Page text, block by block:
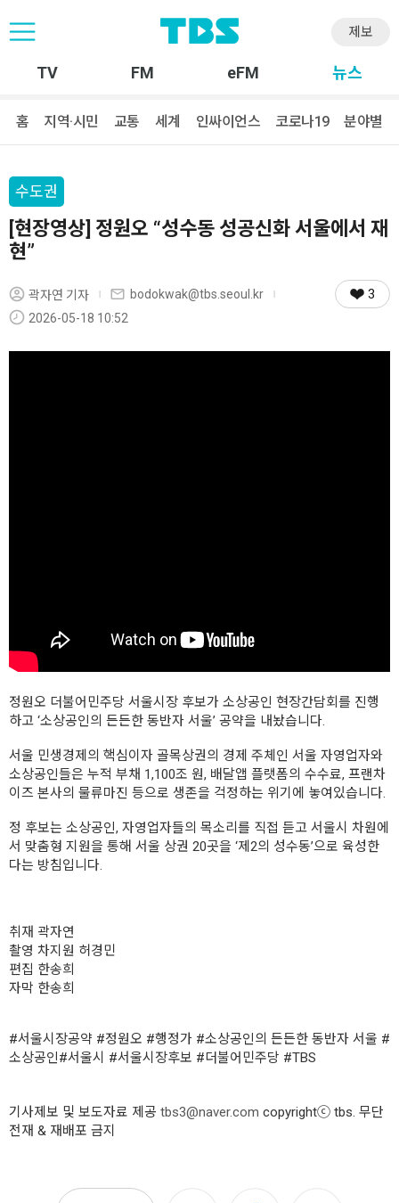
제보
TV FM eFM 뉴스
홈 지역·시민 교통 세계 인싸이언스 코로나19 분야별
수도권
[현장영상] 정원오 “성수동 성공신화 서울에서 재
현”
곽자연 기자
bodokwak@tbs.seoul.kr
2026-05-18 10:52
3
정원오 더불어민주당 서울시장 후보가 소상공인 현장간담회를 진행
하고 ‘소상공인의 든든한 동반자 서울’ 공약을 내놨습니다.
서울 민생경제의 핵심이자 골목상권의 경제 주체인 서울 자영업자와
소상공인들은 누적 부채 1,100조 원, 배달앱 플랫폼의 수수료, 프랜차
이즈 본사의 물류마진 등으로 생존을 걱정하는 위기에 놓여있습니다.
정 후보는 소상공인, 자영업자들의 목소리를 직접 듣고 서울시 차원에
서 맞춤형 지원을 통해 서울 상권 20곳을 ‘제2의 성수동’으로 육성한
다는 방침입니다.
취재 곽자연
촬영 차지원 허경민
편집 한송희
자막 한송희
#서울시장공약 #정원오 #행정가 #소상공인의 든든한 동반자 서울 #
소상공인#서울시 #서울시장후보 #더불어민주당 #TBS
기사제보 및 보도자료 제공 tbs3@naver.com copyrightⓒ tbs. 무단
전재 & 재배포 금지